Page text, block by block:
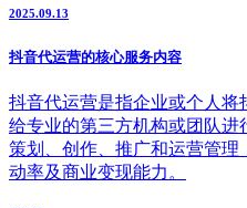
2025.09.13
抖音代运营的核心服务内容
抖音代运营是指企业或个人
给专业的第三方机构或团队
策划、创作、推广和运营管
动率及商业变现能力。